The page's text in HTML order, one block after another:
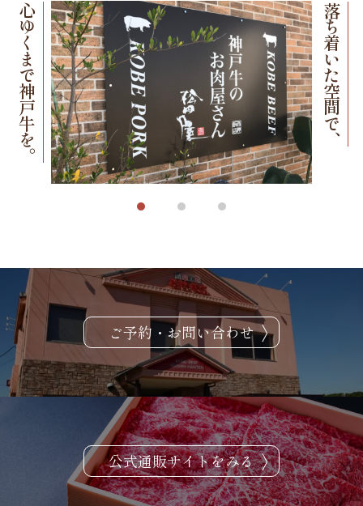
五感で愉しむ。
心ゆくまで神戸牛を。
贅沢なひととき。
神戸牛の美味しさを、
落ち着いた空間で、
特別な日を彩る、
ご予約・お問い合わせ
公式通販サイトをみる